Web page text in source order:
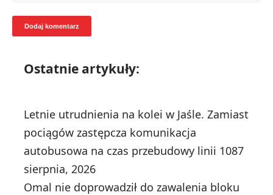
Ostatnie artykuły:
Letnie utrudnienia na kolei w Jaśle. Zamiast
pociągów zastępcza komunikacja
autobusowa na czas przebudowy linii 1087
sierpnia, 2026
Omal nie doprowadził do zawalenia bloku